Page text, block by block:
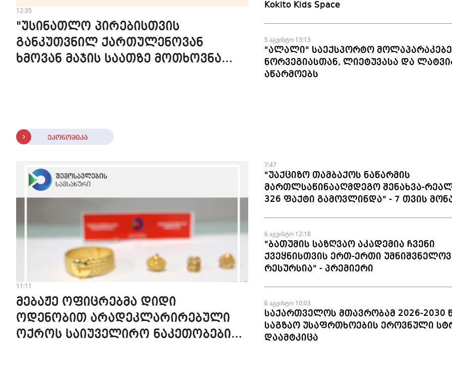
12:35
"უსინათლო პირებისთვის
განკუთვნილ ქართულენოვან
ხმოვან მაჯის საათზე მოთხოვნა
Kokito Kids Space
5 აგვისტო 13:13
"ალალი" საექსპორტო
ნორვეგიასთან, ლიეტუვასა და
აწარმოებს
ეკონომიკა
11:11
მებაჟე ოფიცრებმა დიდი
ოდენობით არადეკლარირებული
ოქროს საიუველირო ნაკეთობების
7:47
"უაქციზო თამბაქოს ნაწარმის
მართლსაწინააღმდეგო შენახვა-
326 ფაქტი გამოვლინდა" - 7 თვის
6 აგვისტო 12:18
"ბათუმის საზღვაო აკადემია ჩვენი
ქვეყნისთვის ერთ-ერთი
რესურსია" - პრემიერი
6 აგვისტო 10:03
საქართველოს მთავრობამ 2026-2030
საგზაო უსაფრთხოების ეროვნული
დაამტკიცა